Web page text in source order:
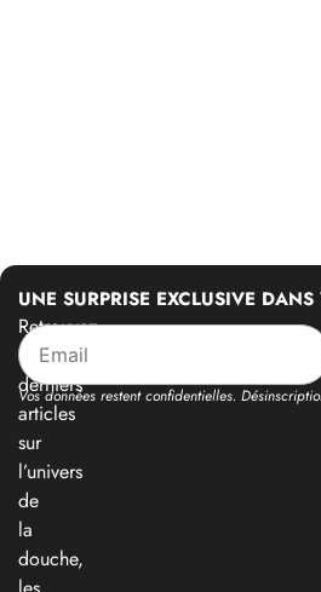
Retrouvez
nos
derniers
articles
sur
l’univers
de
la
douche,
UNE SURPRISE EXCLUSIVE
Vos données restent confidentielles.